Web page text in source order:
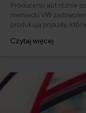
Producenci aut różnie
niemiecki VW
produkują pojazdy,
wiedzą, że na mieście
Czytaj więcej